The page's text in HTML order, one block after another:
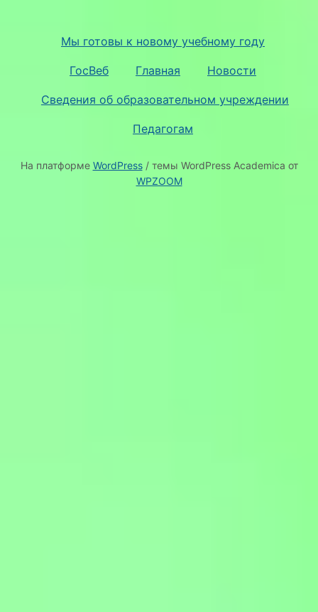
Мы готовы к новому учебному году
ГосВеб Главная Новости
Сведения об образовательном учреждении
Педагогам
На платформе WordPress/ темы WordPress Academica от
WPZOOM